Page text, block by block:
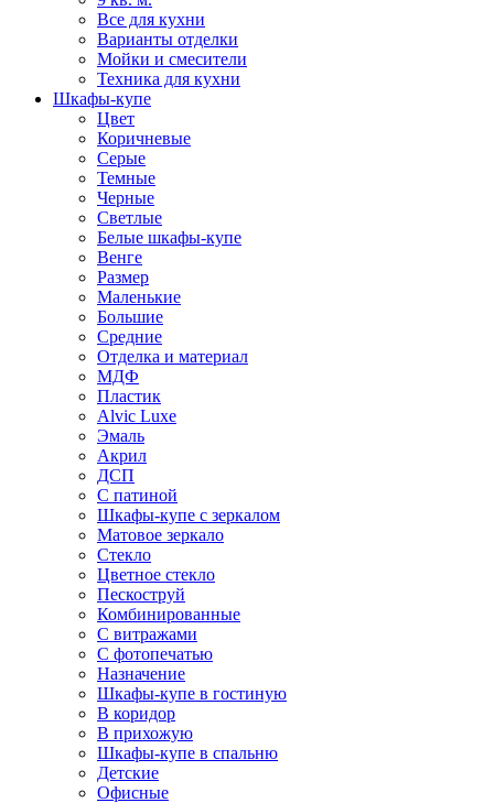
Все для кухни
Варианты отделки
Мойки и смесители
Техника для кухни
Шкафы-купе
Цвет
Коричневые
Серые
Темные
Черные
Светлые
Белые шкафы-купе
Венге
Размер
Маленькие
Большие
Средние
Отделка и материал
МДФ
Пластик
Alvic Luxe
Эмаль
Акрил
ДСП
С патиной
Шкафы-купе с зеркалом
Матовое зеркало
Стекло
Цветное стекло
Пескоструй
Комбинированные
С витражами
С фотопечатью
Назначение
Шкафы-купе в гостиную
В коридор
В прихожую
Шкафы-купе в спальню
Детские
Офисные